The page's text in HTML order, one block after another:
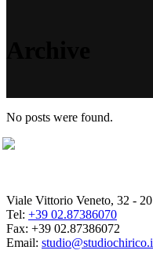
No posts were found.
Viale Vittorio Veneto, 32 -
Tel: +39 02.87386070
Fax: +39 02.87386072
Email: